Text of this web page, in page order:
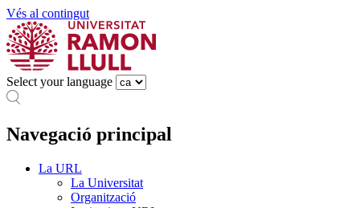
Vés al contingut
Select your language
Navegació principal
La URL
La Universitat
Organització